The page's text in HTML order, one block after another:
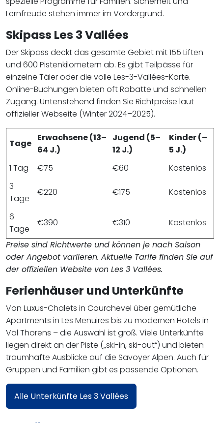
Lernfreude stehen immer im Vordergrund.
Skipass Les 3 Vallées
Der Skipass deckt das gesamte Gebiet mit 155 Liften
und 600 Pistenkilometern ab. Es gibt Teilpässe für
einzelne Täler oder die volle Les-3-Vallées-Karte.
Online-Buchungen bieten oft Rabatte und schnellen
Zugang. Untenstehend finden Sie Richtpreise laut
offizieller Webseite (Winter 2024–2025).
Tage
Erwachsene (13–
64 J.)
Jugend (5–
12 J.)
Kinder (–
5 J.)
1 Tag
€75 €60
Kostenlos
3
Tage
€220 €175 Kostenlos
6
Tage
€390 €310
Kostenlos
Preise sind Richtwerte und können je nach Saison
oder Angebot variieren. Aktuelle Tarife finden Sie auf
der offiziellen Website von Les 3 Vallées.
Ferienhäuser und Unterkünfte
Von Luxus-Chalets in Courchevel über gemütliche
Apartments in Les Menuires bis zu modernen Hotels in
Val Thorens – die Auswahl ist groß. Viele Unterkünfte
liegen direkt an der Piste („ski-in, ski-out“) und bieten
traumhafte Ausblicke auf die Savoyer Alpen. Auch für
Gruppen und Familien gibt es passende Optionen.
Alle Unterkünfte Les 3 Vallées